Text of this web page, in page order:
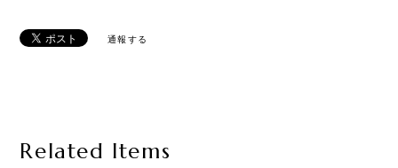
通報する
Related Items